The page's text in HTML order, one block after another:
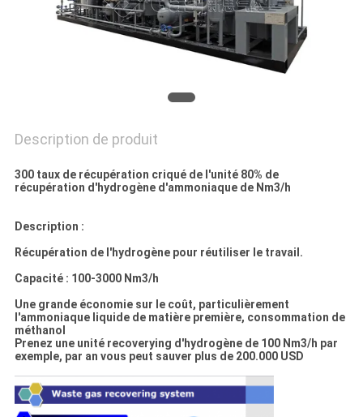
POLITIQUE
Description de produit
300 taux de récupération criqué de l'unité 80% de
récupération d'hydrogène d'ammoniaque de Nm3/h
Description :
Récupération de l'hydrogène pour réutiliser le travail.
Capacité : 100-3000 Nm3/h
Une grande économie sur le coût, particulièrement
l'ammoniaque liquide de matière première, consommation de
méthanol
Prenez une unité recoverying d'hydrogène de 100 Nm3/h par
exemple, par an vous peut sauver plus de 200.000 USD